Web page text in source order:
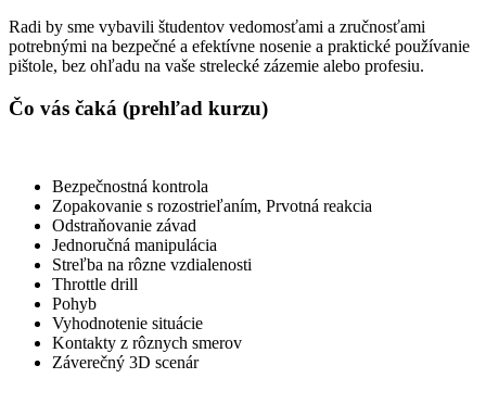
Radi by sme vybavili študentov vedomosťami a zručnosťami
potrebnými na bezpečné a efektívne nosenie a praktické používanie
pištole, bez ohľadu na vaše strelecké zázemie alebo profesiu.
Čo vás čaká (prehľad kurzu)
Bezpečnostná kontrola
Zopakovanie s rozostrieľaním, Prvotná reakcia
Odstraňovanie závad
Jednoručná manipulácia
Streľba na rôzne vzdialenosti
Throttle drill
Pohyb
Vyhodnotenie situácie
Kontakty z rôznych smerov
Záverečný 3D scenár